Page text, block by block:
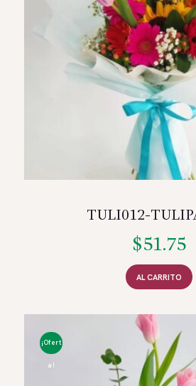
TULI012-
$51.75
AL CARRITO
¡Ofert
a!